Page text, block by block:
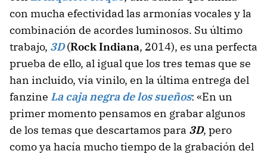
con mucha efectividad las armonías vocales y la
combinación de acordes luminosos. Su último
trabajo, 3D(Rock Indiana, 2014), es una perfecta
prueba de ello, al igual que los tres temas que se
han incluido, vía vinilo, en la última entrega del
fanzine La caja negra de los sueños: «En un
primer momento pensamos en grabar algunos
de los temas que descartamos para 3D, pero
como ya hacía mucho tiempo de la grabación del